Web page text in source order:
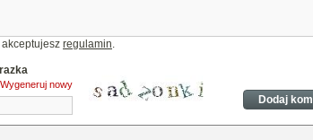
regulamin.
Wygeneruj nowy